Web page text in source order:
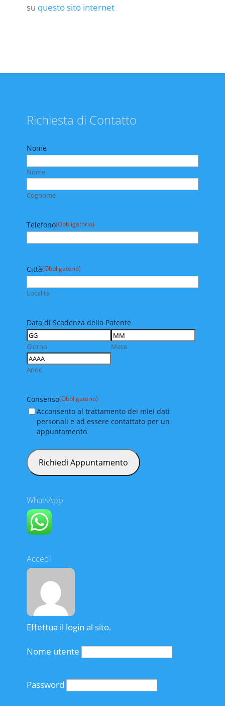
su questo sito internet
Richiesta di Contatto
Nome
Nome
Cognome
Telefono(Obbligatorio)
Città(Obbligatorio)
Località
Data di Scadenza della Patente
Giorno Mese
Anno
Consenso(Obbligatorio)
Acconsento al trattamento dei miei dati
personali e ad essere contattato per un
appuntamento
WhatsApp
Accedi
Effettua il login al sito.
Nome utente
Password